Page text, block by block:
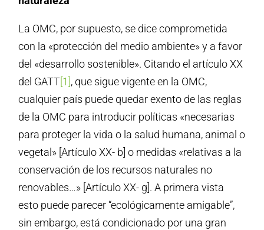
La OMC, por supuesto, se dice comprometida
con la «protección del medio ambiente» y a favor
del «desarrollo sostenible». Citando el artículo XX
del GATT [1] , que sigue vigente en la OMC,
cualquier país puede quedar exento de las reglas
de la OMC para introducir políticas «necesarias
para proteger la vida o la salud humana, animal o
vegetal» [Artículo XX- b] o medidas «relativas a la
conservación de los recursos naturales no
renovables…» [Artículo XX- g]. A primera vista
esto puede parecer “ecológicamente amigable”,
sin embargo, está condicionado por una gran